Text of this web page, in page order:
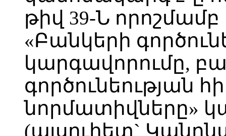
թիվ 39-Ն
«Բանկերի
կարգավորումը,
գործունեության
նորմատիվները»
(այսուհետ`